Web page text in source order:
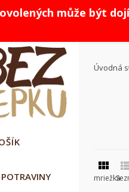
může být
Úvodná

mriežka